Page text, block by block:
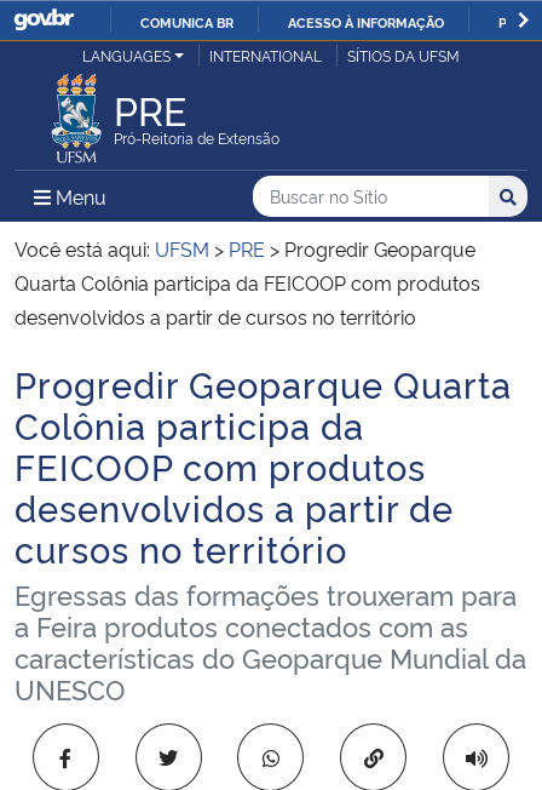
IR
COMUNICA BR ACESSO À INFORMAÇÃO
Ministério da Justiça e Segurança Pública
Ministério da Defesa
Ministério das Relações Exteriores
Ministério da Economia
Ministério da Infraestrutura
Ministério da Agricultura, Pecuária e Abastecimento
Ministério da Educação
Ministério da Cidadania
Ministério da Saúde
Ministério de Minas e Energia
Ministério da Ciência, Tecnologia, Inovações e Comunicações
LANGUAGES INTERNATIONAL SÍTIOS DA UFSM
PRE
Pró-Reitoria de Extensão
Menu Menu Principal do Sítio
Busca
Buscar no no Sítio
Busca:
Você está aqui: UFSM > PRE > Progredir Geoparque
Quarta Colônia participa da FEICOOP com produtos
desenvolvidos a partir de cursos no território
Início do conteúdo
Progredir Geoparque Quarta
Colônia participa da
FEICOOP com produtos
desenvolvidos a partir de
cursos no território
Egressas das formações trouxeram para
a Feira produtos conectados com as
características do Geoparque Mundial da
UNESCO
Copiar para área